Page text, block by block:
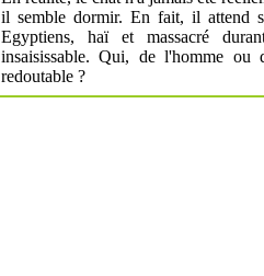
il semble dormir. En fait, il attend
Egyptiens, haï et massacré
insaisissable. Qui, de l'homme
redoutable ?